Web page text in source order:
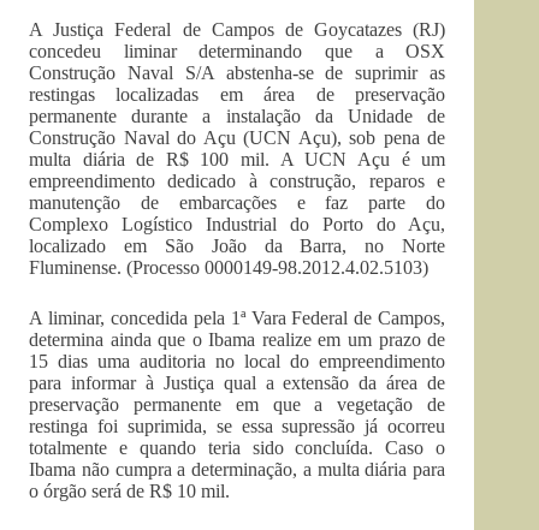
A Justiça Federal de Campos de Goycatazes (RJ)
concedeu liminar determinando que a OSX
Construção Naval S/A abstenha-se de suprimir as
restingas localizadas em área de preservação
permanente durante a instalação da Unidade de
Construção Naval do Açu (UCN Açu), sob pena de
multa diária de R$ 100 mil. A UCN Açu é um
empreendimento dedicado à construção, reparos e
manutenção de embarcações e faz parte do
Complexo Logístico Industrial do Porto do Açu,
localizado em São João da Barra, no Norte
Fluminense. (Processo 0000149-98.2012.4.02.5103)
A liminar, concedida pela 1ª Vara Federal de Campos,
determina ainda que o Ibama realize em um prazo de
15 dias uma auditoria no local do empreendimento
para informar à Justiça qual a extensão da área de
preservação permanente em que a vegetação de
restinga foi suprimida, se essa supressão já ocorreu
totalmente e quando teria sido concluída. Caso o
Ibama não cumpra a determinação, a multa diária para
o órgão será de R$ 10 mil.